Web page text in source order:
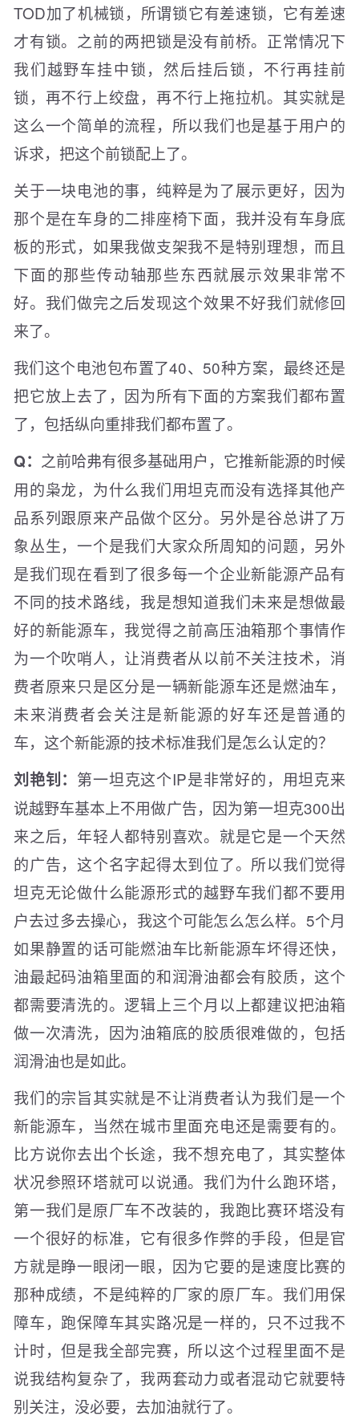
TOD加了机械锁，所谓锁它有差速锁，它有差速
才有锁。之前的两把锁是没有前桥。正常情况下
我们越野车挂中锁，然后挂后锁，不行再挂前
锁，再不行上绞盘，再不行上拖拉机。其实就是
这么一个简单的流程，所以我们也是基于用户的
诉求，把这个前锁配上了。
关于一块电池的事，纯粹是为了展示更好，因为
那个是在车身的二排座椅下面，我并没有车身底
板的形式，如果我做支架我不是特别理想，而且
下面的那些传动轴那些东西就展示效果非常不
好。我们做完之后发现这个效果不好我们就修回
来了。
我们这个电池包布置了40、50种方案，最终还是
把它放上去了，因为所有下面的方案我们都布置
了，包括纵向重排我们都布置了。
Q： 之前哈弗有很多基础用户，它推新能源的时候
用的枭龙，为什么我们用坦克而没有选择其他产
品系列跟原来产品做个区分。另外是谷总讲了万
象丛生，一个是我们大家众所周知的问题，另外
是我们现在看到了很多每一个企业新能源产品有
不同的技术路线，我是想知道我们未来是想做最
好的新能源车，我觉得之前高压油箱那个事情作
为一个吹哨人，让消费者从以前不关注技术，消
费者原来只是区分是一辆新能源车还是燃油车，
未来消费者会关注是新能源的好车还是普通的
车，这个新能源的技术标准我们是怎么认定的？
刘艳钊： 第一坦克这个IP是非常好的，用坦克来
说越野车基本上不用做广告，因为第一坦克300出
来之后，年轻人都特别喜欢。就是它是一个天然
的广告，这个名字起得太到位了。所以我们觉得
坦克无论做什么能源形式的越野车我们都不要用
户去过多去操心，我这个可能怎么怎么样。5个月
如果静置的话可能燃油车比新能源车坏得还快，
油最起码油箱里面的和润滑油都会有胶质，这个
都需要清洗的。逻辑上三个月以上都建议把油箱
做一次清洗，因为油箱底的胶质很难做的，包括
润滑油也是如此。
我们的宗旨其实就是不让消费者认为我们是一个
新能源车，当然在城市里面充电还是需要有的。
比方说你去出个长途，我不想充电了，其实整体
状况参照环塔就可以说通。我们为什么跑环塔，
第一我们是原厂车不改装的，我跑比赛环塔没有
一个很好的标准，它有很多作弊的手段，但是官
方就是睁一眼闭一眼，因为它要的是速度比赛的
那种成绩，不是纯粹的厂家的原厂车。我们用保
障车，跑保障车其实路况是一样的，只不过我不
计时，但是我全部完赛，所以这个过程里面不是
说我结构复杂了，我两套动力或者混动它就要特
别关注，没必要，去加油就行了。